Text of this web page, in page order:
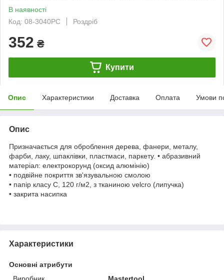
В наявності
Код: 08-3040PC
Роздріб
352 ₴
Купити
Опис Характеристики Доставка Оплата Умови
Опис
Призначається для оброблення дерева, фанери, металу,
фарби, лаку, шпаклівки, пластмаси, паркету. • абразивний
матеріал: електрокорунд (оксид алюмінію)
• подвійне покриття зв'язувальною смолою
• папір класу С, 120 г/м2, з тканиною velcro (липучка)
• закрита насипка
Характеристики
Основні атрибути
Виробник
Mastertool